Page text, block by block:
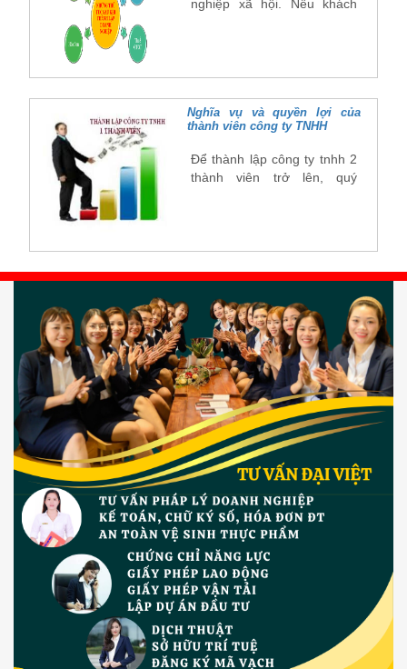
nghiệp xã hội. Nếu khách
hồ sơ và chuyển khách hàng
nghiệp.
Nghĩa vụ và quyền lợi của
thành viên công ty TNHH
Để thành lập công ty tnhh 2
thành viên trở lên, quý
những rủi ro và thiệt thòi về